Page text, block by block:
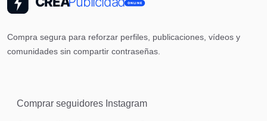
Compra segura para reforzar perfiles, publicaciones, vídeos y
comunidades sin compartir contraseñas.
Comprar seguidores Instagram